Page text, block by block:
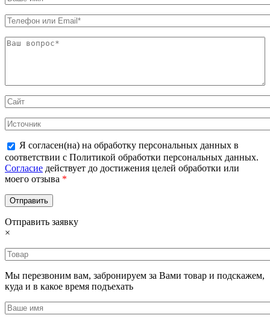
Я согласен(на) на обработку персональных данных в
соответствии с Политикой обработки персональных данных.
Согласие действует до достижения целей обработки или
моего отзыва *
Отправить заявку
×
Мы перезвоним вам, забронируем за Вами товар и подскажем,
куда и в какое время подъехать